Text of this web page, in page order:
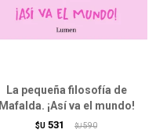
La pequeña filosofía de
Mafalda. ¡Así va el mundo!
$U 531 $U 590